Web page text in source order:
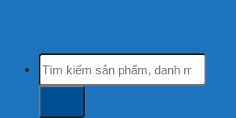
Tìm
kiếm: